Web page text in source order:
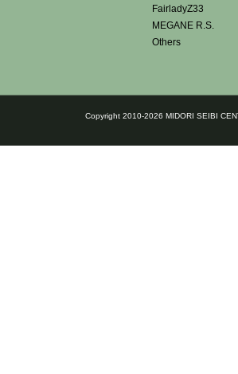
FairladyZ33
MEGANE R.S.
Others
Copyright 2010-2026 MIDORI SEIBI